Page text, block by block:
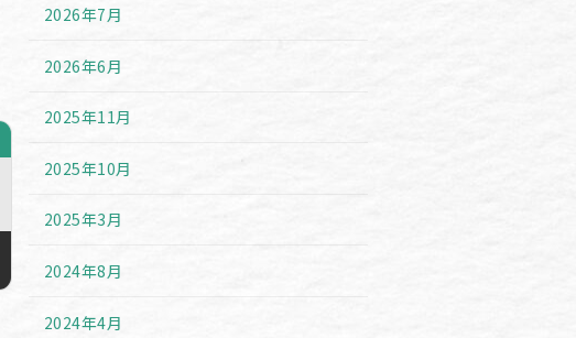
2026年7月
2026年6月
2025年11月
2025年10月
2025年3月
2024年8月
2024年4月